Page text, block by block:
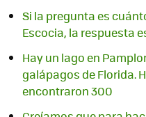
Si la pregunta es
Escocia, la respuesta
Hay un lago en
galápagos de Florida.
encontraron 300